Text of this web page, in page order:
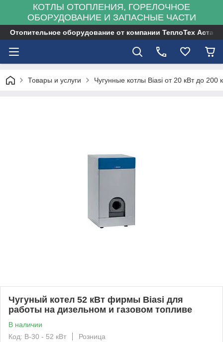
КОТЛЫ ОТОПЛЕНИЯ, ГОРЕЛОЧНОЕ
ОБОРУДОВАНИЕ И ЗАПАСНЫЕ ЧАСТИ
Отопительное оборудование от компании ТеплоТех Астана
Товары и услуги Чугунные котлы Biasi от 20 кВт до 200
Чугуный котел 52 кВт фирмы Biasi для
работы на дизельном и газовом топливе
В наличии
Код: В-30 - 52 кВт
Розница